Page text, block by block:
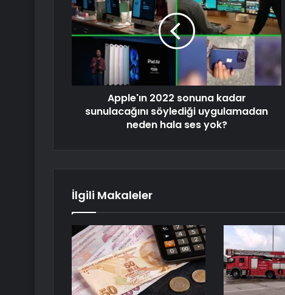
Apple'ın 2022 sonuna kadar
sunulacağını söylediği uygulamadan
neden hala ses yok?
İlgili Makaleler